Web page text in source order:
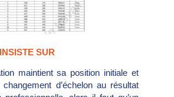
SUR
maintient sa position initiale et
d’échelon au résultat